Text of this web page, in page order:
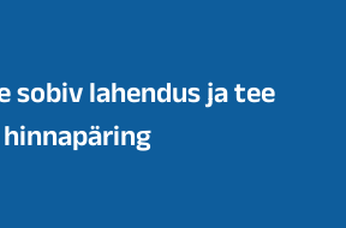
sobiv lahendus ja tee
hinnapäring